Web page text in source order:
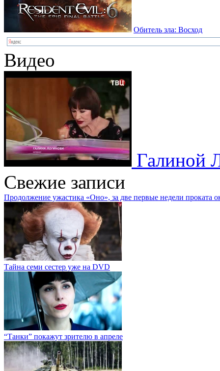
Обитель зла: Восход
Видео
Галиной
Свежие записи
Продолжение ужастика «Оно», за две первые недели проката
Тайна семи сестер уже на DVD
“Танки” покажут зрителю в апреле